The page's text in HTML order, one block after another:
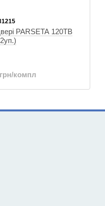
PARSETA 120TB
компл